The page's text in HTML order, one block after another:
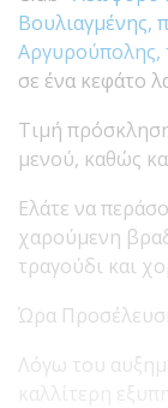
Βουλιαγμένης,
Αργυρούπολης,
σε ένα κεφάτο
Τιμή
μενού, καθώς
Ελάτε να
χαρούμενη
τραγούδι και
Ώρα
Λόγω του
καλλίτερη